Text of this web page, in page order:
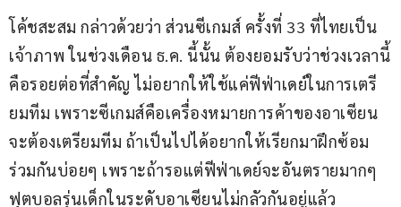
โค้ชสะสม กล่าวด้วยว่า ส่วนซีเกมส์ ครั้งที่ 33 ที่ไทยเป็น
เจ้าภาพ ในช่วงเดือน ธ.ค. นี้นั้น ต้องยอมรับว่าช่วงเวลานี้
คือรอยต่อที่สำคัญ ไม่อยากให้ใช้แค่ฟีฟ่าเดย์ในการเตรี
ยมทีม เพราะซีเกมส์คือเครื่องหมายการค้าของอาเซียน
จะต้องเตรียมทีม ถ้าเป็นไปได้อยากให้เรียกมาฝึกซ้อม
ร่วมกันบ่อยๆ เพราะถ้ารอแต่ฟีฟ่าเดย์จะอันตรายมากๆ
ฟุตบอลรุ่นเด็กในระดับอาเซียนไม่กลัวกันอยู่แล้ว